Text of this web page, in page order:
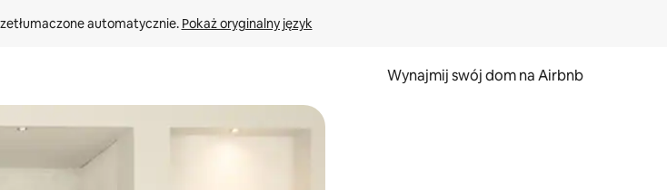
automatycznie. Pokaż oryginalny język
Wynajmij swój dom na Airbnb